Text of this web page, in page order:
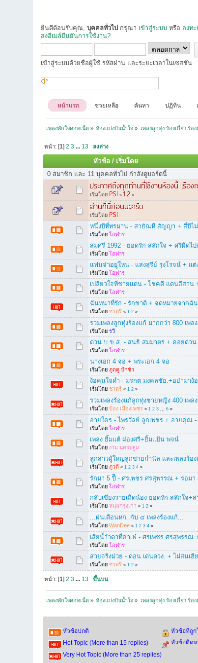
ยินดีต้อนรับคุณ,บุคคลทั่วไป กรุณา เข้าสู่ระบบ หรือ ลงท
ส่งอีเมล์ยืนยันการใช้งาน?
เข้าสู่ระบบด้วยชื่อผู้ใช้ รหัสผ่าน และระยะเวลาในเซสชั่น
หน้าแรก ช่วยเหลือ ค้นหา ปฏิทิน
เพลงพักใจดอทเน็ต» ห้องแบ่งปันน้ำใจ » เพลงลูกทุ่ง ร้องเกี้ยว ร้อ
หน้า: [1] 2 3 ... 13 ลงล่าง
หัวข้อ/ เริ่มโดย
0 สมาชิก และ 11 บุคคลทั่วไป กำลังดูบอร์ดนี้
ประกาศถึงทุกท่านที่ใช้งานห้องนี้ เรือง
เริ่มโดย PSI « 12 »
อ่านที่นี่ก่อนนะครับ
เริ่มโดย PSI
หนึ่งปีที่ทรมาน - สายัณหื สัญญา + สี่ปีไ
เริ่มโดยโอฬาร
สมศรี 1992 - ยอดรัก สลักใจ + ศรีผิดไ
เริ่มโดยโอฬาร
แฟนจ๋าอยู่ใหน - แสงสุรีย์ รุ่งโรจน์ + แต่
เริ่มโดยโอฬาร
เปลี่ยวใจที่ชายแดน - โชคดี แดนอีสาน
เริ่มโดยโอฬาร
ฉันทนาที่รัก - รักชาติ + จดหมายจากฉั
เริ่มโดยชาตรี «1 2 »
รวมเพลงลูกทุ่งร้องแก้ มากกว่า 800 เพล
เริ่มโดยรวี
ด่วน บ.ข.ส. - สนธิ สมมาตร + คอยด่ว
เริ่มโดยโอฬาร
นางเอก 4 จอ + พระเอก 4 จอ
เริ่มโดยภูฤดู ปักซัว
ง้อคนใจดำ - มรกต มงคลชัย.+อย่ามา
เริ่มโดยชาตรี «1 2 »
รวมเพลงร้องแก้ลูกทุ่งชายหญิง 400 เพลง
เริ่มโดยป๋อง เมืองเพชร «1 2 3 ...6 »
อายใคร - ไพรวัลย์ ลูกเพชร + อายคุณ
เริ่มโดยโอฬาร
เพลง ยิ้มแต้ ผ่องศรี+ยิ้มแป้น พจน์
เริ่มโดย งาม นครปฐม
ลูกสาวผู้ใหญ่ลูกชายกำนัล และเพลงร้อ
เริ่มโดยภูวดี «1 2 3 4 »
รักมา 5 ปีี - ศรเพชร ศรสุพรรณ + รอม
เริ่มโดยโอฬาร
กลับเชียงรายเถิดน้อง-ยอดรัก สลักใจ+
เริ่มโดยหนุ่มกรุงเก่า «1 2 »
...ฝนเดือนหก..กับ ๔ เพลงร้องแก้...
เริ่มโดยWanDee «1 2 3 4 »
เสียน้ำำตาที่คาเฟ่ - ศรเพชร ศรสุพรรณ
เริ่มโดยโอฬาร
สวยจริงม่วย - ดอน เด่นดวง. + ไม่สนเฮี
เริ่มโดยชาตรี «1 2 »
หน้า: [ 1 2 3 ... 13 ขึ้นบน
เพลงพักใจดอทเน็ต» ห้องแบ่งปันน้ำใจ » เพลงลูกทุ่ง ร้องเกี้ยว ร้อ
หัวข้อปกติ
Hot Topic (More than 15 replies)
Very Hot Topic (More than 25 replies)
หัวข้อที่ถูก
หัวข้อติด